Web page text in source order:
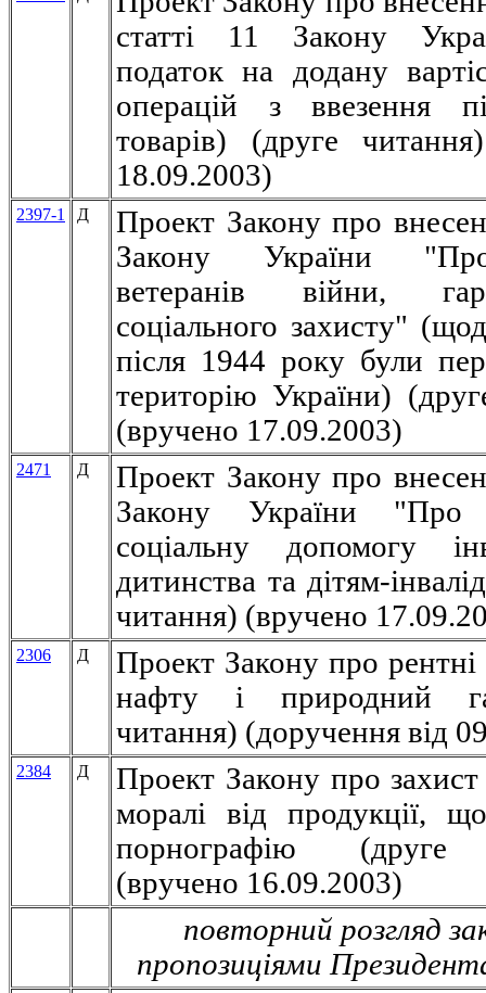
статті 11 Закону
податок на додану
операцій з ввезення
товарів) (друге
18.09.2003)
2397-1 Д
Проект Закону про
Закону України
ветеранів війни,
соціального захисту"
після 1944 року були
територію України)
(вручено 17.09.2003)
2471 Д
Проект Закону про
Закону України "Про
соціальну допомогу
дитинства та дітям-
читання) (вручено
2306 Д
Проект Закону про рентні
нафту і природний
читання) (доручення від
2384 Д
Проект Закону про захист
моралі від продукції,
порнографію (друге
(вручено 16.09.2003)
повторний розгляд
пропозиціями